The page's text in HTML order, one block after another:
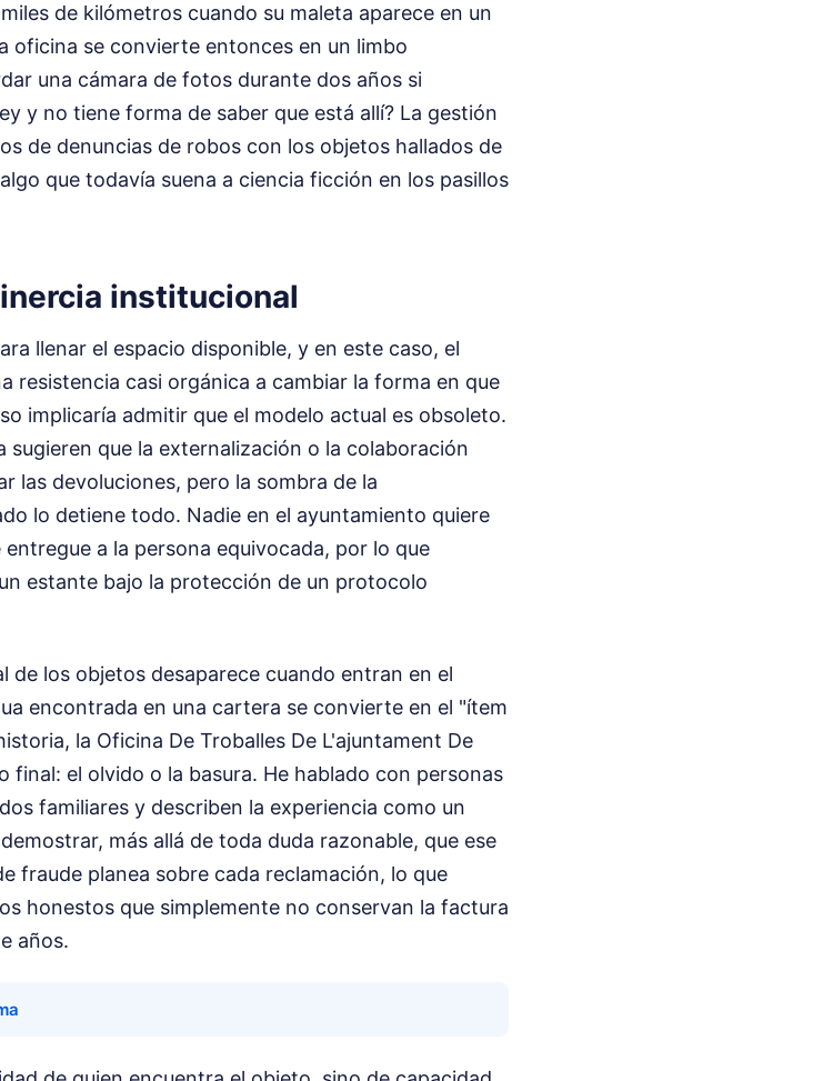
de kilómetros cuando su maleta aparece en un
oficina se convierte entonces en un limbo
una cámara de fotos durante dos años si
y no tiene forma de saber que está allí? La gestión
de denuncias de robos con los objetos hallados de
que todavía suena a ciencia ficción en los pasillos
institucional
llenar el espacio disponible, y en este caso, el
resistencia casi orgánica a cambiar la forma en que
implicaría admitir que el modelo actual es obsoleto.
que la externalización o la colaboración
las devoluciones, pero la sombra de la
lo detiene todo. Nadie en el ayuntamiento quiere
a la persona equivocada, por lo que
estante bajo la protección de un protocolo
de los objetos desaparece cuando entran en el
encontrada en una cartera se convierte en el "ítem
la Oficina De Troballes De L'ajuntament De
final: el olvido o la basura. He hablado con personas
familiares y describen la experiencia como un
más allá de toda duda razonable, que ese
fraude planea sobre cada reclamación, lo que
honestos que simplemente no conservan la factura
años.